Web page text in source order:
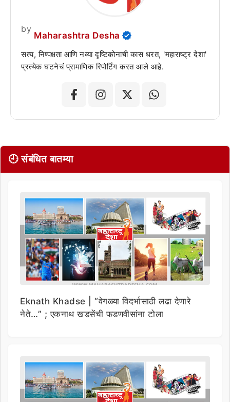
by
Maharashtra Desha
सत्य, निष्पक्षता आणि नव्या दृष्टिकोनाची कास धरत, 'महाराष्ट्र देशा'
प्रत्येक घटनेचं प्रामाणिक रिपोर्टिंग करत आले आहे.
🕘 संबंधित बातम्या
Eknath Khadse | “वेगळ्या विदर्भासाठी लढा देणारे
नेते…” ; एकनाथ खडसेंची फडणवीसांना टोला